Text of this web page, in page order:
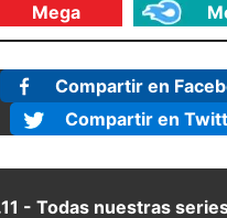
Mega
Compartir en
Compartir en
- Todas nuestras